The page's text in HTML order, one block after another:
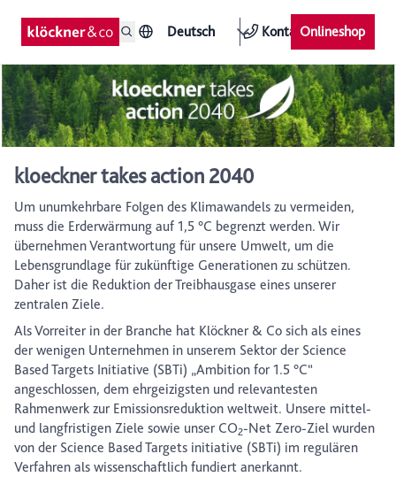
Deutsch KontaktOnlineshop
kloeckner takes action 2040
Um unumkehrbare Folgen des Klimawandels zu vermeiden,
muss die Erderwärmung auf 1,5 °C begrenzt werden. Wir
übernehmen Verantwortung für unsere Umwelt, um die
Lebensgrundlage für zukünftige Generationen zu schützen.
Daher ist die Reduktion der Treibhausgase eines unserer
zentralen Ziele.
Als Vorreiter in der Branche hat Klöckner & Co sich als eines
der wenigen Unternehmen in unserem Sektor der Science
Based Targets Initiative (SBTi) „Ambition for 1.5 °C“
angeschlossen, dem ehrgeizigsten und relevantesten
Rahmenwerk zur Emissionsreduktion weltweit. Unsere mittel-
und langfristigen Ziele sowie unser CO2-Net Zero-Ziel wurden
von der Science Based Targets initiative (SBTi) im regulären
Verfahren als wissenschaftlich fundiert anerkannt.